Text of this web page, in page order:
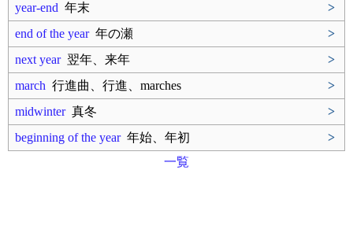
year-end 年末
>
end of the year年の瀬
>
next year翌年、来年
>
march 行進曲、行進、marches
>
midwinter真冬
>
beginning of the year年始、年初
>
一覧